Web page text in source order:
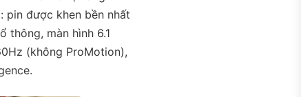
pin được khen bền nhất
thông, màn hình 6.1
(không ProMotion),